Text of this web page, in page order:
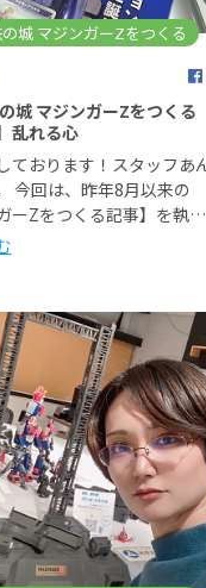
城 マジンガーZをつくる
の城 マジンガーZをつくる
乱れる心
ております！スタッフあ
今回は、昨年8月以来の
ーZをつくる記事】を執…